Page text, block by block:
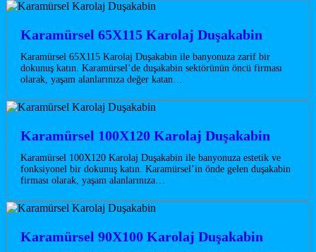
Karamürsel 65X115 Karolaj Duşakabin
Karamürsel 65X115 Karolaj Duşakabin ile banyonuza zarif bir
dokunuş katın. Karamürsel’de duşakabin sektörünün öncü firması
olarak, yaşam alanlarınıza değer katan…
Karamürsel 100X120 Karolaj Duşakabin
Karamürsel 100X120 Karolaj Duşakabin ile banyonuza estetik ve
fonksiyonel bir dokunuş katın. Karamürsel’in önde gelen duşakabin
firması olarak, yaşam alanlarınıza…
Karamürsel 90X100 Karolaj Duşakabin